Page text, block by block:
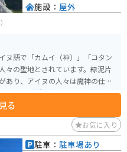
ヌ語で「カムイ（神）」「コタン
々の聖地とされています。緑泥片
あり、アイヌの人々は魔神の仕業
所であり、毎年９月２３日に「こ
が行われています。また、対岸に
り、アイヌ以外の先人たちの生活
る
施設： 屋外
お気に入り
駐車： 駐車場あり